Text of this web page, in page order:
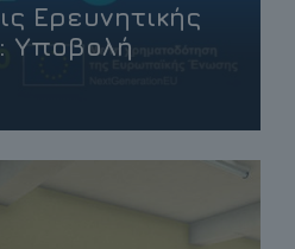
Ερευνητικής
Υποβολή